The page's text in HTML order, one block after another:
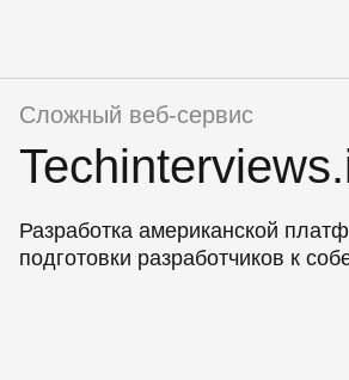
Сложный веб-сервис
Разработка американской
подготовки разработчиков к